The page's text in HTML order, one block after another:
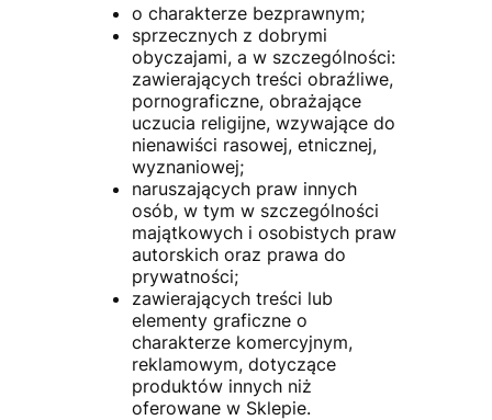
o charakterze bezprawnym;
sprzecznych z dobrymi
obyczajami, a w szczególności:
zawierających treści obraźliwe,
pornograficzne, obrażające
uczucia religijne, wzywające do
nienawiści rasowej, etnicznej,
wyznaniowej;
naruszających praw innych
osób, w tym w szczególności
majątkowych i osobistych praw
autorskich oraz prawa do
prywatności;
zawierających treści lub
elementy graficzne o
charakterze komercyjnym,
reklamowym, dotyczące
produktów innych niż
oferowane w Sklepie.